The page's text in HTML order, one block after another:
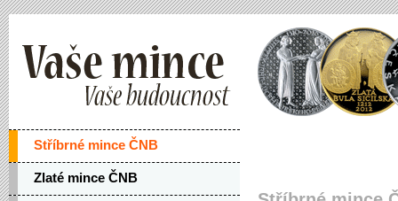
Stříbrné mince ČNB
Zlaté mince ČNB